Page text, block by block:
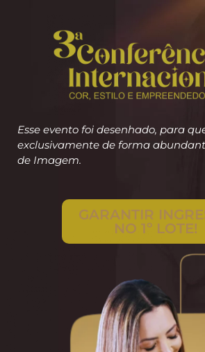
Esse evento foi desenhado, para
exclusivamente de forma
de Imagem.
GARANTIR
NO 1º LOTE!